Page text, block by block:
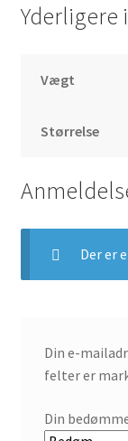
Vægt
Størrelse
Der er
Din e-
felter er
Din